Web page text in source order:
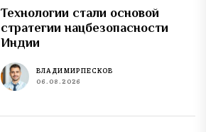
Технологии стали основой
стратегии нацбезопасности
Индии
ВЛАДИМИР ПЕСКОВ
06.08.2026